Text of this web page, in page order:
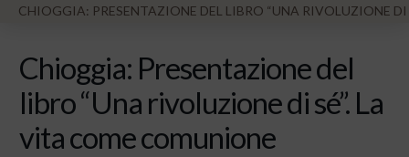
CHIOGGIA: PRESENTAZIONE DEL LIBRO “UNA RIVOLUZIONE
Chioggia: Presentazione del
libro “Una rivoluzione di sé”. La
vita come comunione